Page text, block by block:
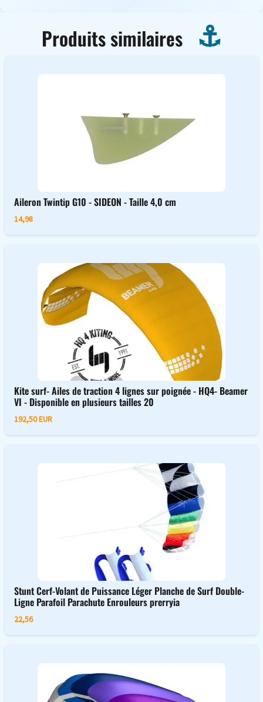
Produits similaires
Aileron Twintip G10 - SIDEON - Taille 4,0 cm
14,98
Kite surf- Ailes de traction 4 lignes sur poignée - HQ4- Beamer
VI - Disponible en plusieurs tailles 20
192,50 EUR
Stunt Cerf-Volant de Puissance Léger Planche de Surf Double-
Ligne Parafoil Parachute Enrouleurs prerryia
22,56